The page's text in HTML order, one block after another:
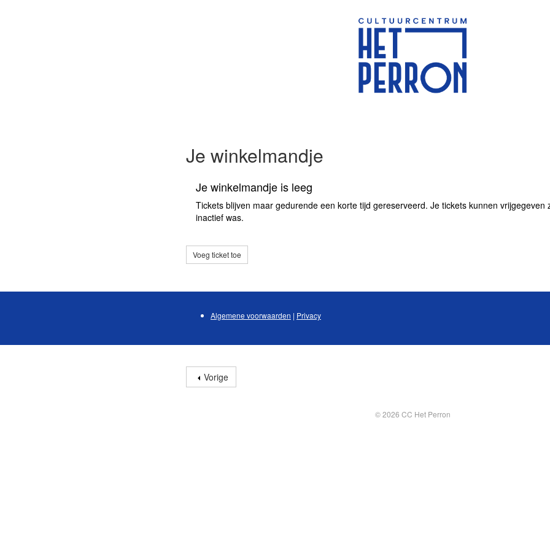
Je winkelmandje
Je winkelmandje is leeg
Tickets blijven maar gedurende een korte tijd gereserveerd. Je tickets kunnen vrijgegeven
inactief was.
Voeg ticket toe
Algemene voorwaarden | Privacy
Vorige
© 2026 CC Het Perron